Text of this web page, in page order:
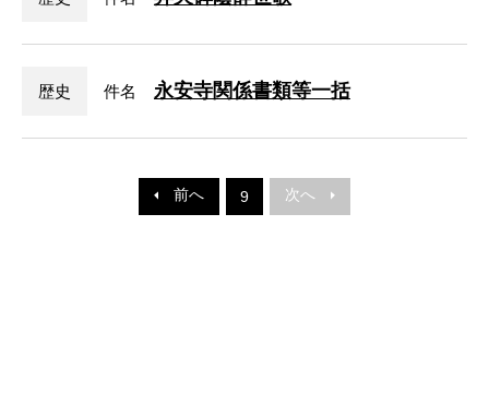
歴史 件名 永安寺関係書類等一括
前へ 9 次へ